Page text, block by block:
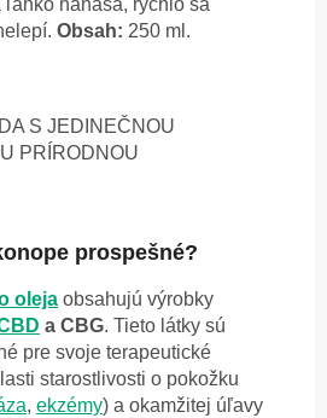
ľahko nanáša, rýchlo sa
Obsah: 250 ml.
S JEDINEČNOU
PRÍRODNOU
prospešné?
oleja obsahujú výrobky
a CBG. Tieto látky sú
pre svoje terapeutické
starostlivosti o pokožku
, ekzémy) a okamžitej úľavy